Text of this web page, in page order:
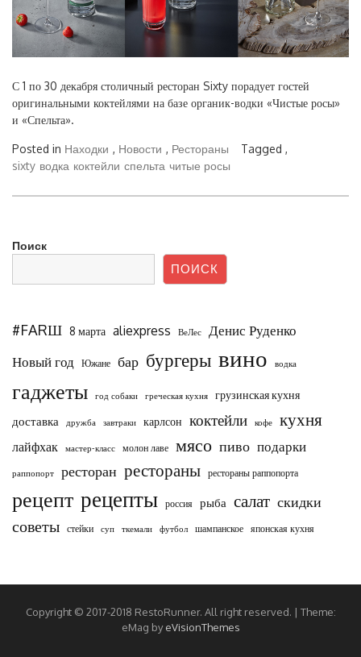
С 1 по 30 декабря столичный ресторан Sixty порадует гостей
оригинальными коктейлями на базе органик-водки «Чистые росы»
и «Спельта».
Posted in Находки , Новости , Рестораны
Tagged ,
sixty водка коктейли спельта читые росы
Поиск
ПОИСК
#FARШ 8 марта aliexpress ВеЛес Денис Руденко
Новый год Южане бар бургеры вино водка
гаджеты год собаки греческая кухня грузинская кухня
доставка дружба завтраки карлсон коктейли кофе кухня
лайфхак мастер-класс молон лаве мясо пиво подарки
раппопорт ресторан рестораны рестораны раппопорта
рецепт рецепты россия рыба салат скидки
советы стейки суп ткемали футбол шампанское японская кухня
Copyright © 2017-2018 RestoRunner. All right reserved. | Theme:
eMag byeVisionThemes